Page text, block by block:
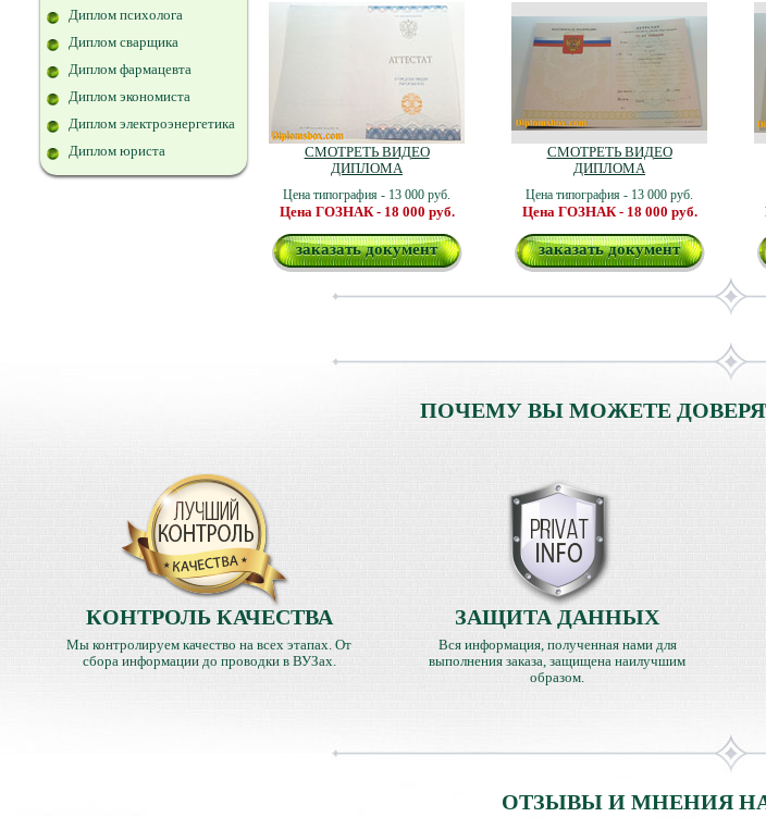
Диплом психолога
Диплом сварщика
Диплом фармацевта
Диплом экономиста
Диплом электроэнергетика
Диплом юриста
СМОТРЕТЬ ВИДЕО
ДИПЛОМА
Цена типография - 13 000 руб.
Цена ГОЗНАК - 18 000 руб.
заказать документ
СМОТРЕТЬ ВИДЕО
ДИПЛОМА
Цена типография - 13 000 руб.
Цена ГОЗНАК - 18 000 руб.
заказать документ
ПОЧЕМУ ВЫ МОЖЕТЕ
КОНТРОЛЬ КАЧЕСТВА
Мы контролируем качество на всех этапах. От
сбора информации до проводки в ВУЗах.
ЗАЩИТА ДАННЫХ
Вся информация, полученная нами для
выполнения заказа, защищена наилучшим
образом.
ОТЗЫВЫ И МНЕНИЯ